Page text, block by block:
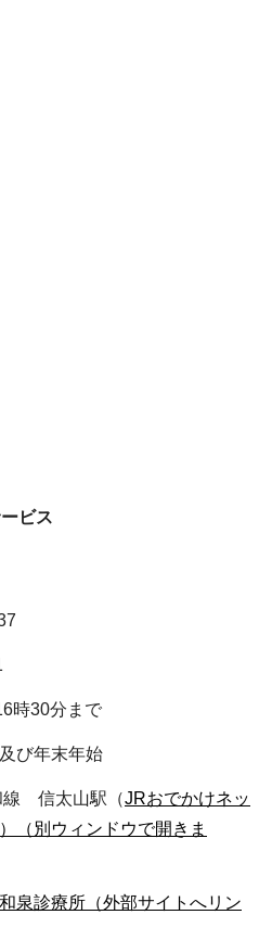
ビス
時30分まで
び年末年始
線 信太山駅（JRおでかけネッ
（別ウィンドウで開きま
泉診療所（外部サイトへリン